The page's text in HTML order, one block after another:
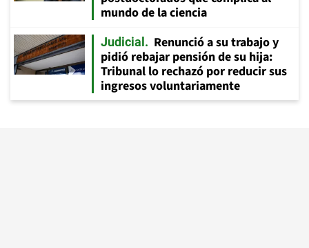
mundo de la ciencia
Judicial
Renunció a su trabajo y
pidió rebajar pensión de su hija:
Tribunal lo rechazó por reducir sus
ingresos voluntariamente